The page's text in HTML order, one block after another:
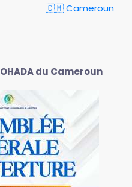
🇨🇲 Cameroun
du Cameroun